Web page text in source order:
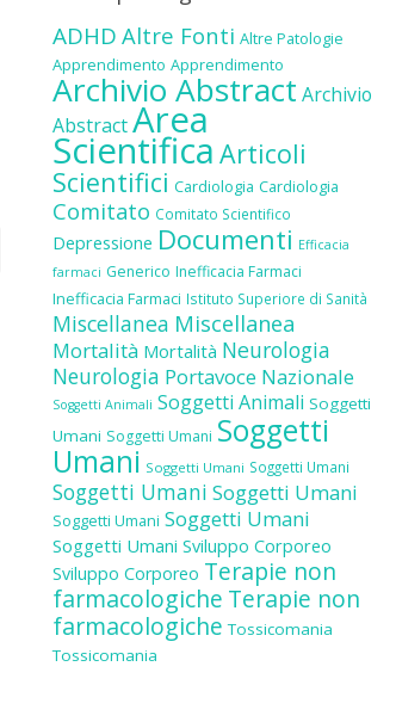
ADHD Altre Fonti Altre Patologie
Apprendimento Apprendimento
Archivio Abstract Archivio
AbstractArea
Scientifica Articoli
Scientifici Cardiologia Cardiologia
Comitato Comitato Scientifico
Depressione Documenti Efficacia
farmaci Generico Inefficacia Farmaci
Inefficacia Farmaci Istituto Superiore di Sanità
Miscellanea Miscellanea
Mortalità Mortalità Neurologia
Neurologia Portavoce Nazionale
Soggetti Animali Soggetti Animali Soggetti
Umani Soggetti Umani Soggetti
Umani Soggetti Umani Soggetti Umani
Soggetti Umani Soggetti Umani
Soggetti Umani Soggetti Umani
Soggetti Umani Sviluppo Corporeo
Sviluppo Corporeo Terapie non
farmacologiche Terapie non
farmacologiche Tossicomania
Tossicomania